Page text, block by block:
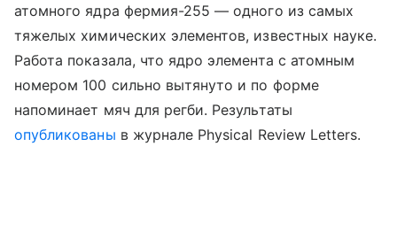
атомного ядра фермия-255 — одного из самых
тяжелых химических элементов, известных науке.
Работа показала, что ядро элемента с атомным
номером 100 сильно вытянуто и по форме
напоминает мяч для регби. Результаты
опубликованы в журнале Physical Review Letters.